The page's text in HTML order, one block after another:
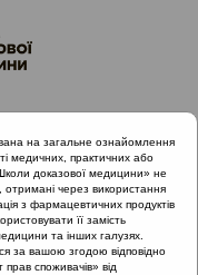
загальних
на загальне ознайомлення
медичних, практичних або
доказової медицини» не
отримані через використання
з фармацевтичних продуктів
її замість
та інших галузях.
за вашою згодою відповідно
споживачів» від